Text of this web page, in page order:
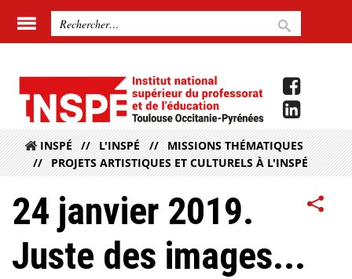
INSPÉ L'INSPÉ
MISSIONS THÉMATIQUES
PROJETS ARTISTIQUES ET CULTURELS À L'INSPÉ
24 janvier 2019.
Juste des images...